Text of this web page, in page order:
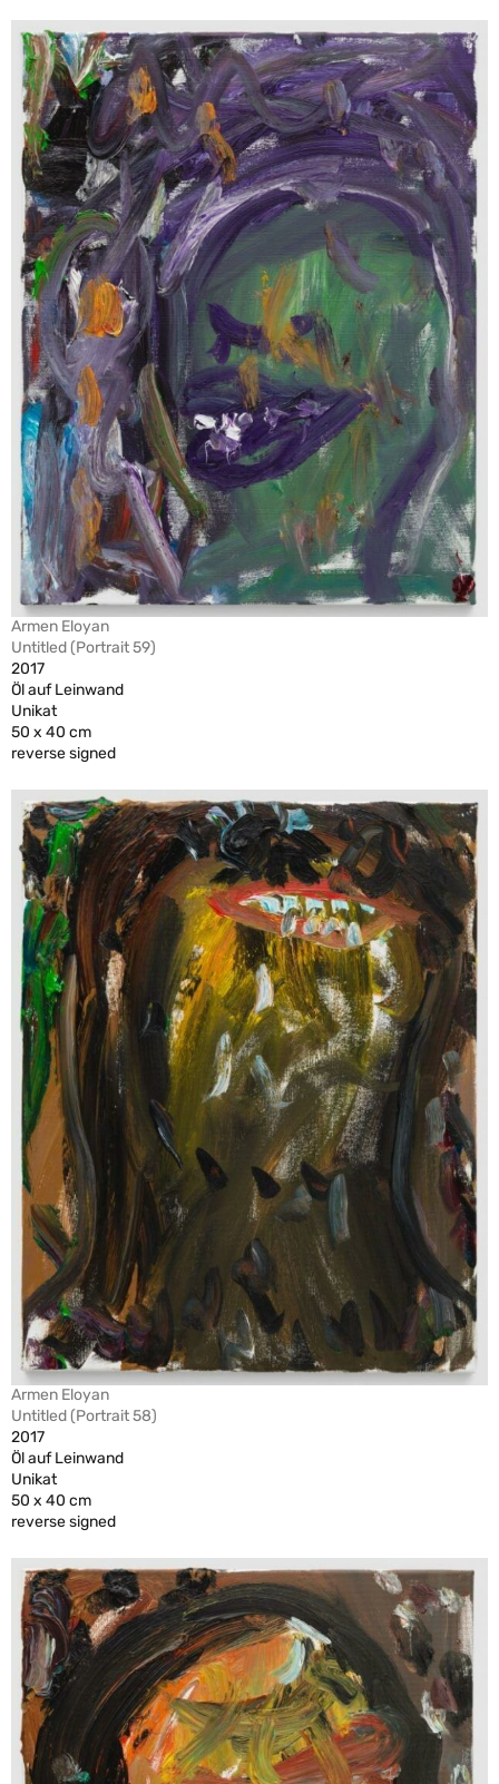
Armen Eloyan
Untitled (Portrait 59)
2017
Öl auf Leinwand
Unikat
50 x 40 cm
reverse signed
Armen Eloyan
Untitled (Portrait 58)
2017
Öl auf Leinwand
Unikat
50 x 40 cm
reverse signed